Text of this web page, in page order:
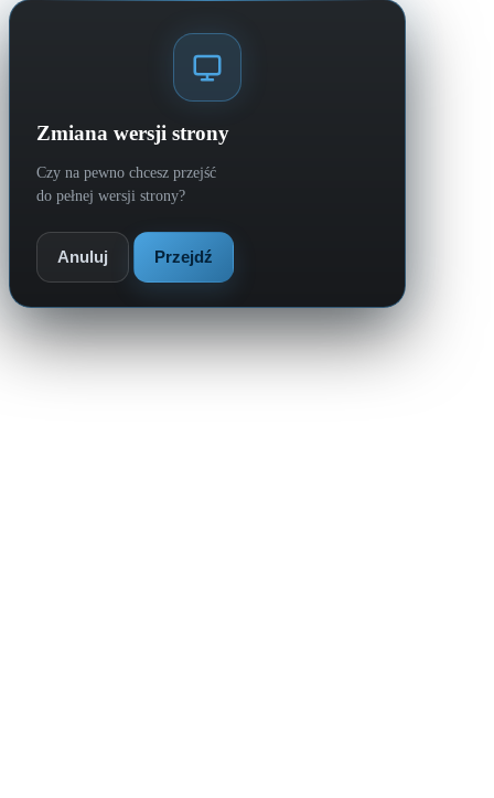
Zmiana wersji strony
Czy na pewno chcesz przejść
do pełnej wersji strony?
Anuluj Przejdź